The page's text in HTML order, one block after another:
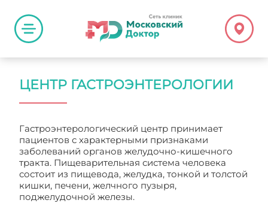
ЦЕНТР ГАСТРОЭНТЕРОЛОГИИ
Гастроэнтерологический центр принимает
пациентов с характерными признаками
заболеваний органов желудочно-кишечного
тракта. Пищеварительная система человека
состоит из пищевода, желудка, тонкой и толстой
кишки, печени, желчного пузыря,
поджелудочной железы.